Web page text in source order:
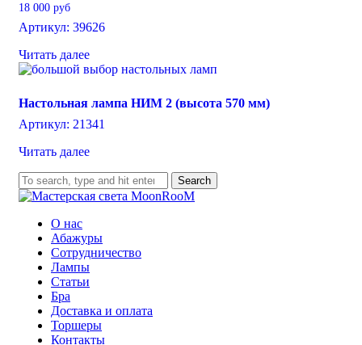
18 000 руб
Артикул: 39626
Читать далее
Настольная лампа НИМ 2 (высота 570 мм)
Артикул: 21341
Читать далее
Search
О нас
Абажуры
Сотрудничество
Лампы
Статьи
Бра
Доставка и оплата
Торшеры
Контакты